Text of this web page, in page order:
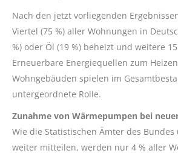
Nach den jetzt vorliegenden
Viertel (75 %) aller Wohnungen in
%) oder Öl (19 %) beheizt und weitere
Erneuerbare Energiequellen zum
Wohngebäuden spielen im
untergeordnete Rolle.
Zunahme von Wärmepumpen bei
Wie die Statistischen Ämter des
weiter mitteilen, werden nur 4 % aller